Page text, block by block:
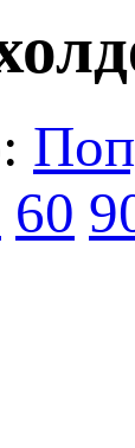
60